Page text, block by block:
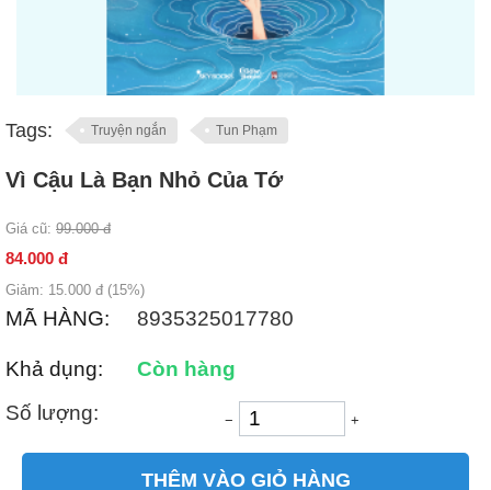
Tags: Truyện ngắn Tun Phạm
Vì Cậu Là Bạn Nhỏ Của Tớ
Giá cũ: 99.000 đ
84.000 đ
Giảm: 15.000 đ (15%)
MÃ HÀNG: 8935325017780
Khả dụng:
Còn hàng
Số lượng:
− +
THÊM VÀO GIỎ HÀNG